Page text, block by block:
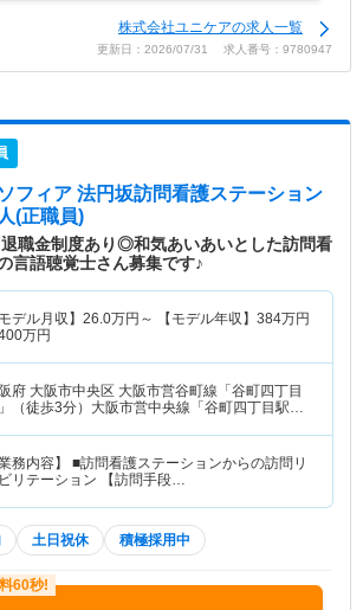
株式会社ユニケアの求人一覧
更新日：2026/07/31 求人番号：9780947
フィア 法円坂訪問看護ステーション
(正職員)
退職金制度あり◎和気あいあいとした訪問看
言語聴覚士さん募集です♪
モデル月収】 26.0万円～ 【モデル年収】 384万円
万円
府 大阪市中央区 大阪市営谷町線「谷町四丁目
（徒歩3分）大阪市営中央線「谷町四丁目駅」
業務内容】 ■訪問看護ステーションからの訪問リ
ハビリテーション 【訪問手段…
土日祝休 積極採用中